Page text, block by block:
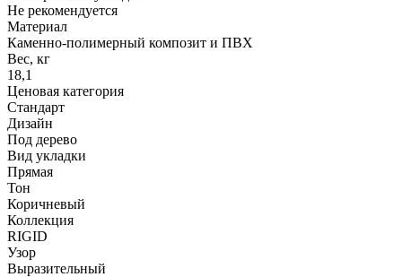
Не рекомендуется
Материал
Каменно-полимерный композит и ПВХ
Вес, кг
18,1
Ценовая категория
Стандарт
Дизайн
Под дерево
Вид укладки
Прямая
Тон
Коричневый
Коллекция
RIGID
Узор
Выразительный